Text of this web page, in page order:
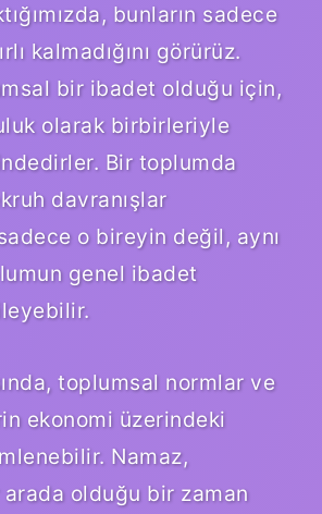
bunların sadece
kalmadığını görürüz.
bir ibadet olduğu için,
olarak birbirleriyle
Bir toplumda
davranışlar
o bireyin değil, aynı
genel ibadet
toplumsal normlar ve
ekonomi üzerindeki
Namaz,
arada olduğu bir zaman